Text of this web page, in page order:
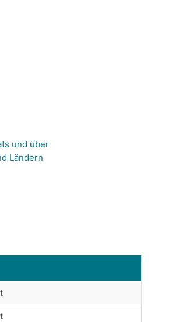
und über
Ländern